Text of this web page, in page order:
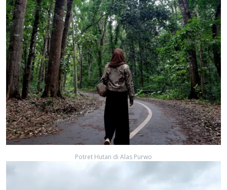
Potret Hutan di Alas Purwo